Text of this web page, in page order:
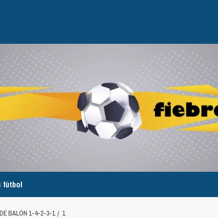
fútbol
BALÓN 1-4-2-3-1 1